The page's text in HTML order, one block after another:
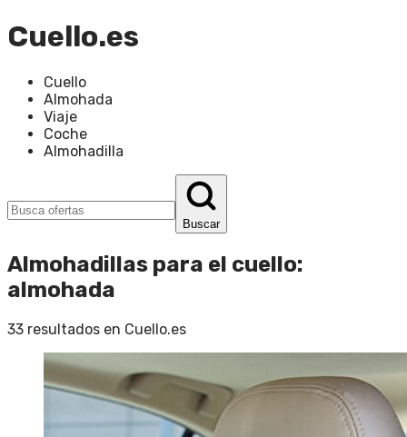
Cuello.es
Cuello
Almohada
Viaje
Coche
Almohadilla
Buscar
Almohadillas para el cuello:
almohada
33 resultados en Cuello.es